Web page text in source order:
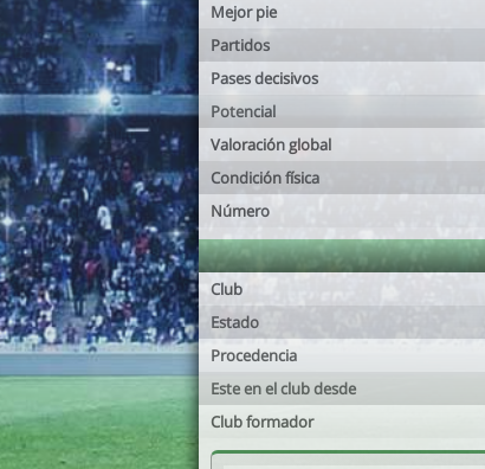
Mejor pie
Partidos
Pases decisivos
Potencial
Valoración global
Condición física
Número
Club
Estado
Procedencia
Este en el club desde
Club formador